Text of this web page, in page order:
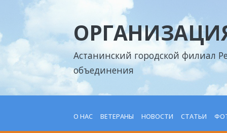
Астанинский городской филиал
объединения
О НАС ВЕТЕРАНЫ НОВОСТИ СТАТЬИ